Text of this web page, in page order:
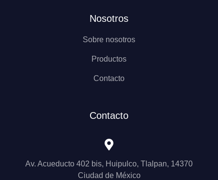
Nosotros
Sobre nosotros
Productos
Contacto
Contacto
Av. Acueducto 402 bis, Huipulco, Tlalpan, 14370
Ciudad de México